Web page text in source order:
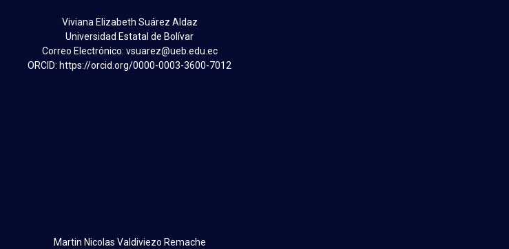
Viviana Elizabeth Suárez Aldaz
Universidad Estatal de Bolívar
Correo Electrónico: vsuarez@ueb.edu.ec
ORCID: https://orcid.org/0000-0003-3600-7012
Martin Nicolas Valdiviezo Remache